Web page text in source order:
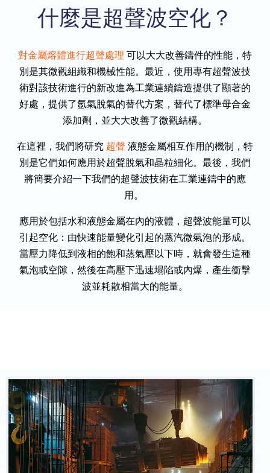
什麼是超聲波空化？
對金屬熔體進行超聲處理 可以大大改善鑄件的性能，特
別是其微觀組織和機械性能。最近，使用專有超聲波技
術對該技術進行的新改進為工業連續鑄造提供了顯著的
好處，提供了氬氣脫氣的替代方案，替代了標準母合金
添加劑，並大大改善了微觀結構。
在這裡，我們將研究 超聲 液態金屬相互作用的機制，特
別是它們如何應用於超聲脫氣和晶粒細化。最後，我們
將簡要介紹一下我們的超聲波技術在工業連鑄中的應
用。
應用於包括水和液態金屬在內的液體，超聲波能量可以
引起空化：由快速能量變化引起的蒸汽微氣泡的形成。
當壓力降低到液相的飽和蒸氣壓以下時，就會發生這種
氣泡或空隙，然後在高壓下迅速塌陷或內爆，產生衝擊
波並耗散相當大的能量。